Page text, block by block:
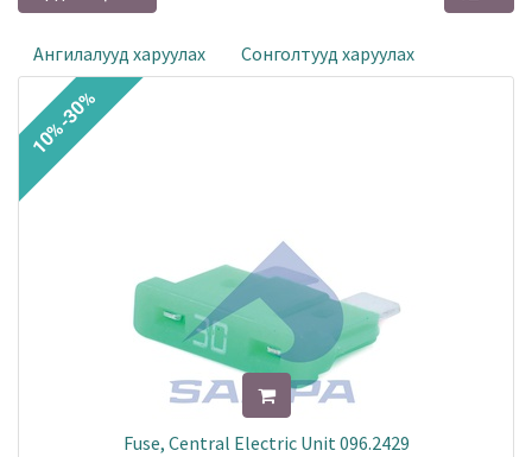
Ангилалууд харуулах Сонголтууд харуулах
Fuse, Central Electric Unit 096.2429
10%-30%